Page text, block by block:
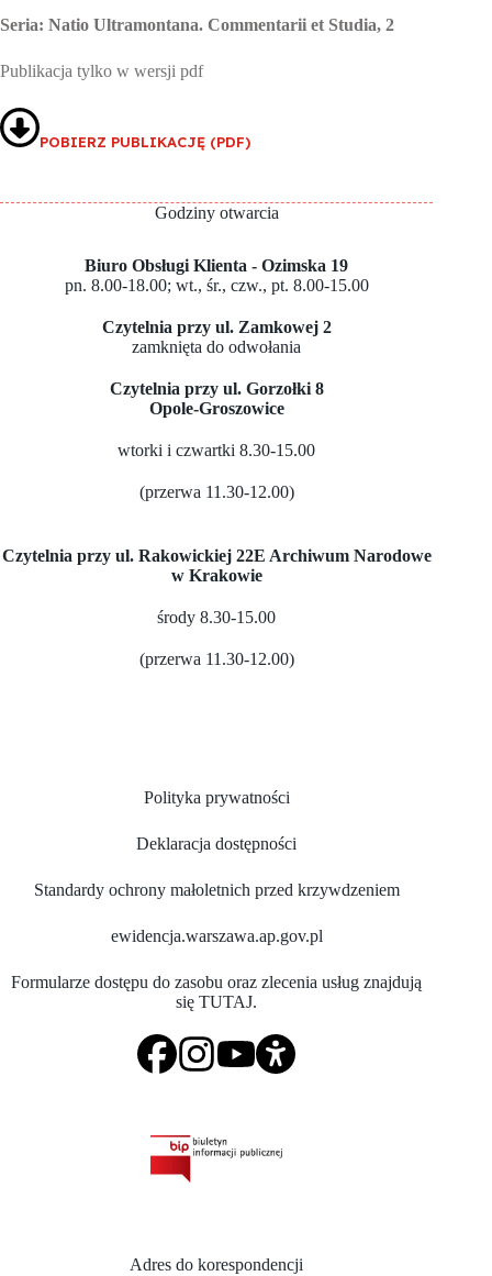
Seria: Natio Ultramontana. Commentarii et Studia, 2
Publikacja tylko w wersji pdf
POBIERZ PUBLIKACJĘ (PDF)
Godziny otwarcia
Biuro Obsługi Klienta - Ozimska 19
pn. 8.00-18.00; wt., śr., czw., pt. 8.00-15.00
Czytelnia przy ul. Zamkowej 2
zamknięta do odwołania
Czytelnia przy ul. Gorzołki 8
Opole-Groszowice
wtorki i czwartki 8.30-15.00
(przerwa 11.30-12.00)
Czytelnia przy ul. Rakowickiej 22E Archiwum Narodowe
w Krakowie
środy 8.30-15.00
(przerwa 11.30-12.00)
Polityka prywatności
Deklaracja dostępności
Standardy ochrony małoletnich przed krzywdzeniem
ewidencja.warszawa.ap.gov.pl
Formularze dostępu do zasobu oraz zlecenia usług znajdują
sięTUTAJ.
Adres do korespondencji